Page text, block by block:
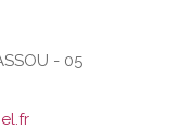
- 05